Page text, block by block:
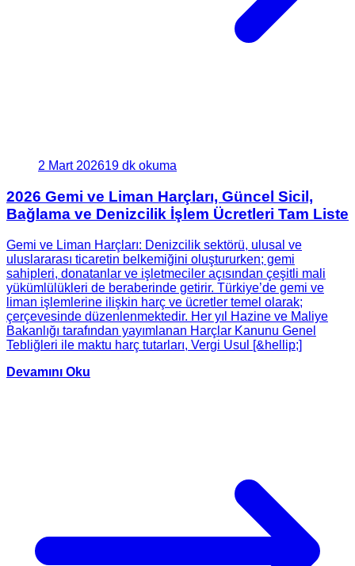
2 Mart 202619 dk okuma
2026 Gemi ve Liman Harçları, Güncel Sicil,
Bağlama ve Denizcilik İşlem Ücretleri Tam Liste
Gemi ve Liman Harçları: Denizcilik sektörü, ulusal ve
uluslararası ticaretin belkemiğini oluştururken; gemi
sahipleri, donatanlar ve işletmeciler açısından çeşitli mali
yükümlülükleri de beraberinde getirir. Türkiye’de gemi ve
liman işlemlerine ilişkin harç ve ücretler temel olarak;
çerçevesinde düzenlenmektedir. Her yıl Hazine ve Maliye
Bakanlığı tarafından yayımlanan Harçlar Kanunu Genel
Tebliğleri ile maktu harç tutarları, Vergi Usul [&hellip;]
Devamını Oku